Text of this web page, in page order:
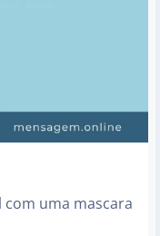
com uma mascara